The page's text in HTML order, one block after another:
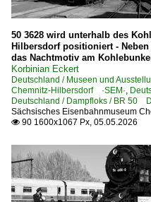
50 3628 wird unterhalb des
Hilbersdorf positioniert -
das Nachtmotiv am
Korbinian Eckert
Deutschland / Museen und
Chemnitz-Hilbersdorf ·SEM·,
Deutschland / Dampfloks / BR 50
Sächsisches Eisenbahnmuseum
 90 1600x1067 Px, 05.05.2026